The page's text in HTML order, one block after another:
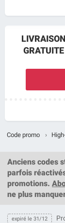
LIVRAISON
GRATUITE
Code promo ›
Anciens codes
parfois
promotions.
ne plus
expiré le 31/12